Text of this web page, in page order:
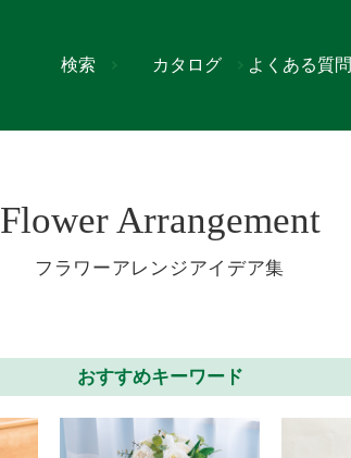
検索 カタログ よくある質問
Flower Arrangement
フラワーアレンジアイデア集
おすすめキーワード